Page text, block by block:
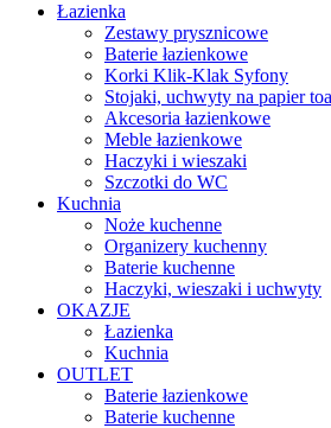
Łazienka
Zestawy prysznicowe
Baterie łazienkowe
Korki Klik-Klak Syfony
Stojaki, uchwyty na papier
Akcesoria łazienkowe
Meble łazienkowe
Haczyki i wieszaki
Szczotki do WC
Kuchnia
Noże kuchenne
Organizery kuchenny
Baterie kuchenne
Haczyki, wieszaki i uchwyty
OKAZJE
Łazienka
Kuchnia
OUTLET
Baterie łazienkowe
Baterie kuchenne